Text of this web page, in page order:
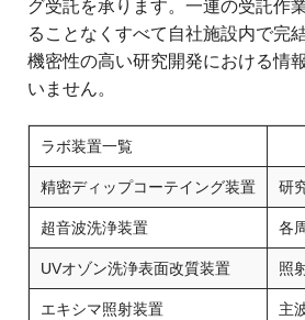
グ受託を承ります。一連の受託作
ることなくすべて自社施設内で完
機密性の高い研究開発における情
いません。
ラボ装置一覧
精密ディップコーテイング装置 研
超音波洗浄装置 各
UVオゾン洗浄表面改質装置 照
エキシマ照射装置 主